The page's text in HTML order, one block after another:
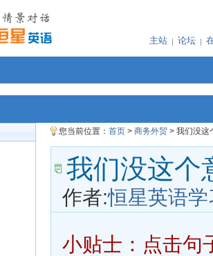
主站 论坛
您当前位置： 首页 > 商务外贸 > 我们没这
我们没这个
作者:恒星英语学
小贴士：点击句